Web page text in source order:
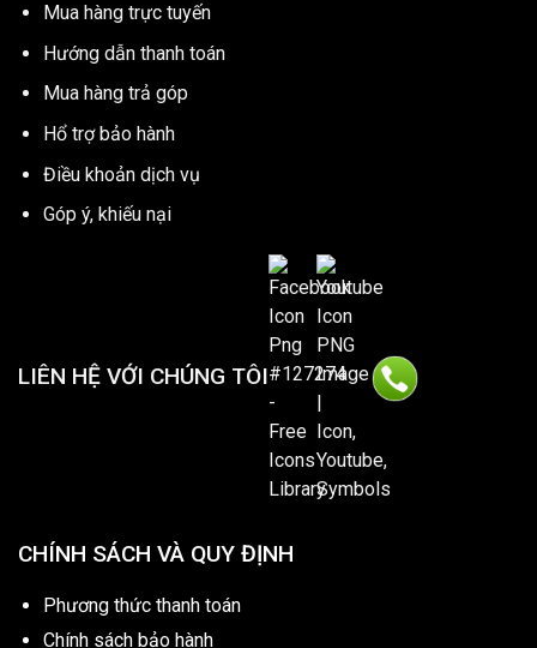
Mua hàng trực tuyến
Hướng dẫn thanh toán
Mua hàng trả góp
Hổ trợ bảo hành
Điều khoản dịch vụ
Góp ý, khiếu nại
LIÊN HỆ VỚI CHÚNG TÔI
CHÍNH SÁCH VÀ QUY ĐỊNH
Phương thức thanh toán
Chính sách bảo hành